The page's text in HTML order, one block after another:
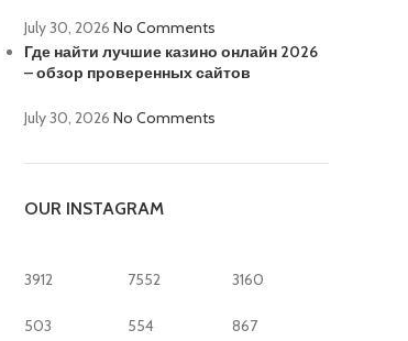
July 30, 2026 No Comments
Где найти лучшие казино онлайн 2026
– обзор проверенных сайтов
July 30, 2026 No Comments
OUR INSTAGRAM
3912
503
7552
554
3160
867